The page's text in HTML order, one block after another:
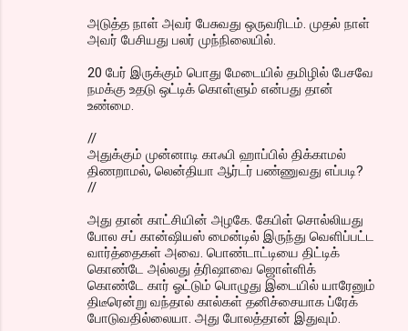
அடுத்த நாள் அவர் பேசுவது ஒருவரிடம். முதல் நாள்
அவர் பேசியது பலர் முந்நிலையில்.
20 பேர் இருக்கும் பொது மேடையில் தமிழில் பேசவே
நமக்கு உதடு ஒட்டிக் கொள்ளும் என்பது தான்
உண்மை.
//
அதுக்கும் முன்னாடி காஃபி ஹாப்பில் திக்காமல்
திணறாமல், லென்தியா ஆர்டர் பண்ணுவது எப்படி?
//
அது தான் காட்சியின் அழகே. கேபிள் சொல்லியது
போல சப் கான்ஷியஸ் மைன்டில் இருந்து வெளிப்பட்ட
வார்த்தைகள் அவை. பொண்டாட்டியை திட்டிக்
கொண்டே அல்லது த்ரிஷாவை ஜொள்ளிக்
கொண்டே கார் ஓட்டும் பொழுது இடையில் யாரேனும்
திடீரென்று வந்தால் கால்கள் தனிச்சையாக ப்ரேக்
போடுவதில்லையா. அது போலத்தான் இதுவும்.